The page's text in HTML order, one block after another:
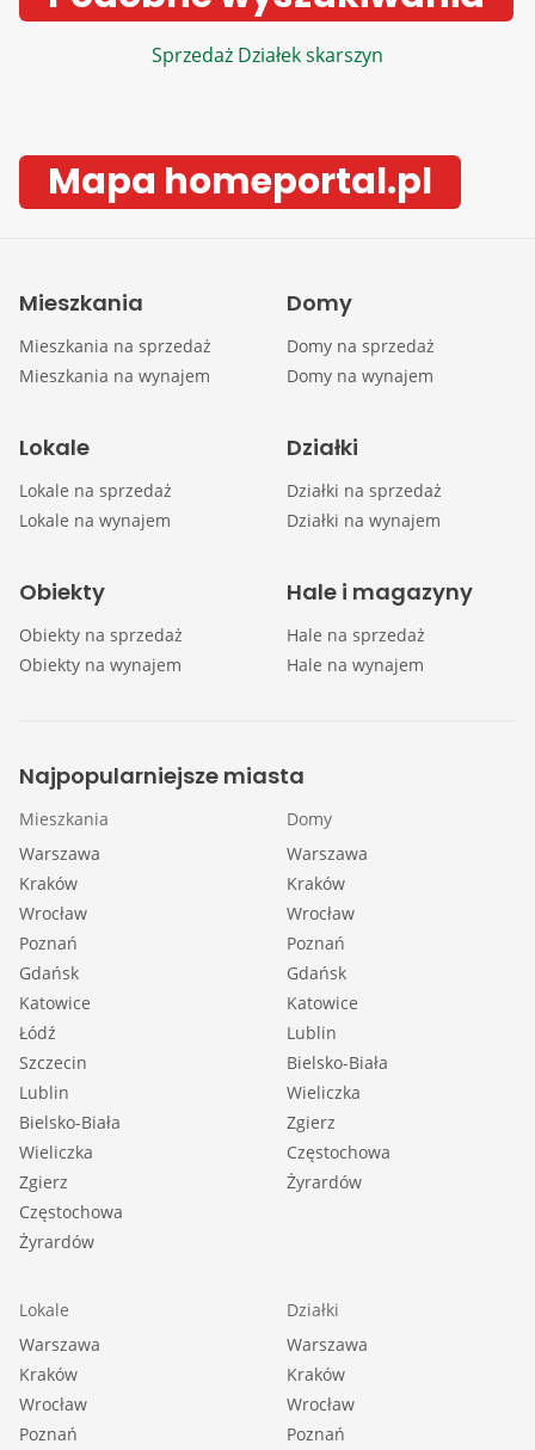
Sprzedaż Działek skarszyn
Mapa homeportal.pl
Mieszkania
Mieszkania na sprzedaż
Mieszkania na wynajem
Domy
Domy na sprzedaż
Domy na wynajem
Lokale
Lokale na sprzedaż
Lokale na wynajem
Działki
Działki na sprzedaż
Działki na wynajem
Obiekty
Obiekty na sprzedaż
Obiekty na wynajem
Hale i magazyny
Hale na sprzedaż
Hale na wynajem
Najpopularniejsze miasta
Mieszkania
Warszawa
Kraków
Wrocław
Poznań
Gdańsk
Katowice
Łódź
Szczecin
Lublin
Bielsko-Biała
Wieliczka
Zgierz
Częstochowa
Żyrardów
Domy
Warszawa
Kraków
Wrocław
Poznań
Gdańsk
Katowice
Lublin
Bielsko-Biała
Wieliczka
Zgierz
Częstochowa
Żyrardów
Lokale
Warszawa
Kraków
Wrocław
Poznań
Działki
Warszawa
Kraków
Wrocław
Poznań